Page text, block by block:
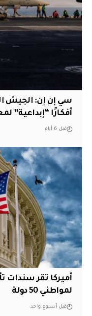
سي إن إن: الجيش
أفكارًا “إبداعية”
قبل 6 أيام
لمواطني 50 دولة
قبل أسبوع واحد